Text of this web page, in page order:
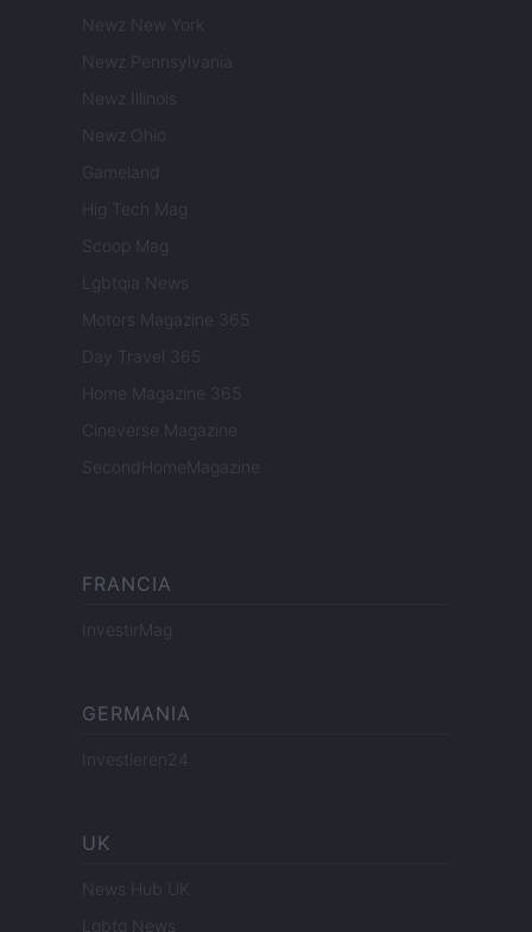
Newz New York
Newz Pennsylvania
Newz Illinois
Newz Ohio
Gameland
Hig Tech Mag
Scoop Mag
Lgbtqia News
Motors Magazine 365
Day Travel 365
Home Magazine 365
Cineverse Magazine
SecondHomeMagazine
FRANCIA
InvestirMag
GERMANIA
Investieren24
UK
News Hub UK
Lgbtq News